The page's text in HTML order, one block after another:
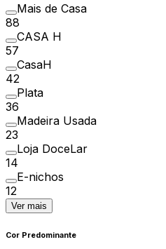
Mais de Casa
88
CASA H
57
CasaH
42
Plata
36
Madeira Usada
23
Loja DoceLar
14
E-nichos
12
Ver mais
Cor Predominante